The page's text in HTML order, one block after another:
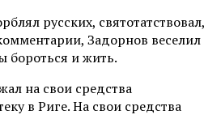
русских, святотатствовал,
Задорнов веселил
бороться и жить.
на свои средства
в Риге. На свои средства